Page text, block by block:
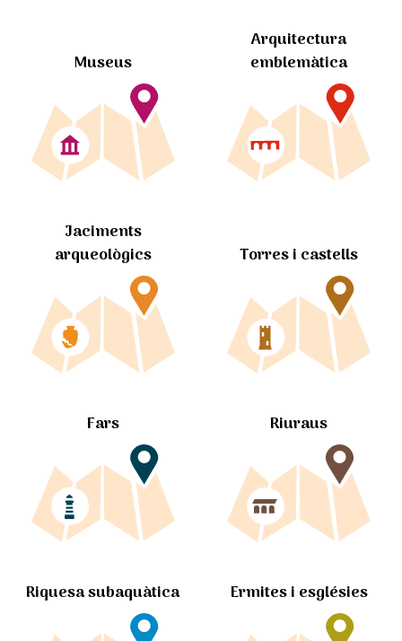
Museus
Arquitectura
emblemàtica
Jaciments
arqueològics
Torres i castells
Fars Riuraus
Riquesa subaquàtica Ermites i esglésies